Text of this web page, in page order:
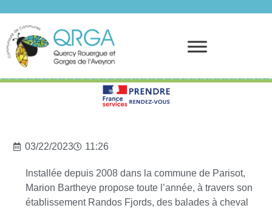
03/22/2023 11:26
Installée depuis 2008 dans la commune de Parisot,
Marion Bartheye propose toute l’année, à travers son
établissement Randos Fjords, des balades à cheval